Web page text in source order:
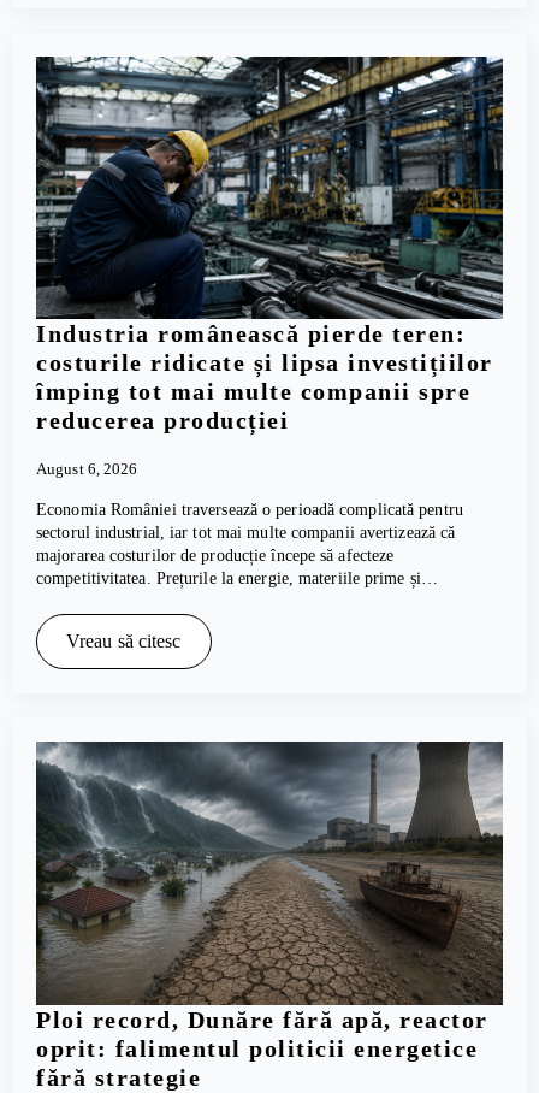
Industria românească pierde teren:
costurile ridicate și lipsa investițiilor
împing tot mai multe companii spre
reducerea producției
August 6, 2026
Economia României traversează o perioadă complicată pentru
sectorul industrial, iar tot mai multe companii avertizează că
majorarea costurilor de producție începe să afecteze
competitivitatea. Prețurile la energie, materiile prime și…
Vreau să citesc
Ploi record, Dunăre fără apă, reactor
oprit: falimentul politicii energetice
fără strategie